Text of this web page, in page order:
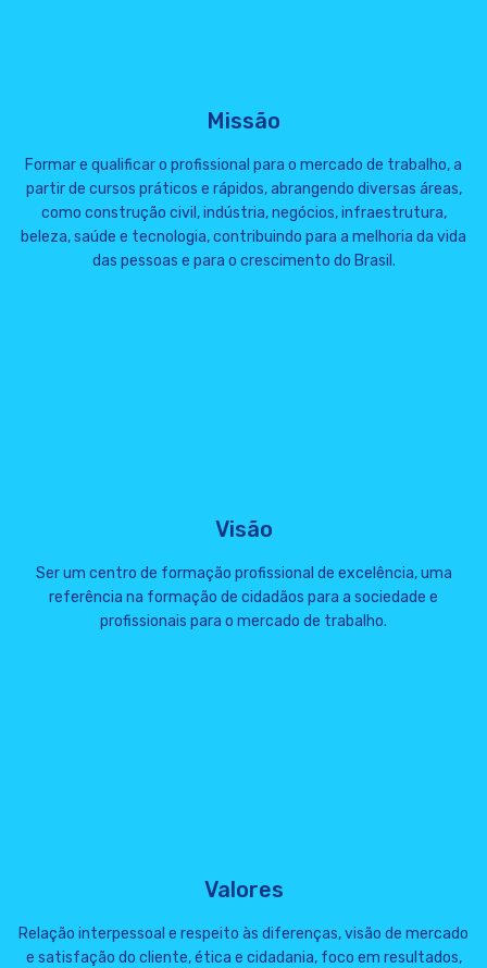
Missão
Formar e qualificar o profissional para o mercado de trabalho, a
partir de cursos práticos e rápidos, abrangendo diversas áreas,
como construção civil, indústria, negócios, infraestrutura,
beleza, saúde e tecnologia, contribuindo para a melhoria da vida
das pessoas e para o crescimento do Brasil.
Visão
Ser um centro de formação profissional de excelência, uma
referência na formação de cidadãos para a sociedade e
profissionais para o mercado de trabalho.
Valores
Relação interpessoal e respeito às diferenças, visão de mercado
e satisfação do cliente, ética e cidadania, foco em resultados,